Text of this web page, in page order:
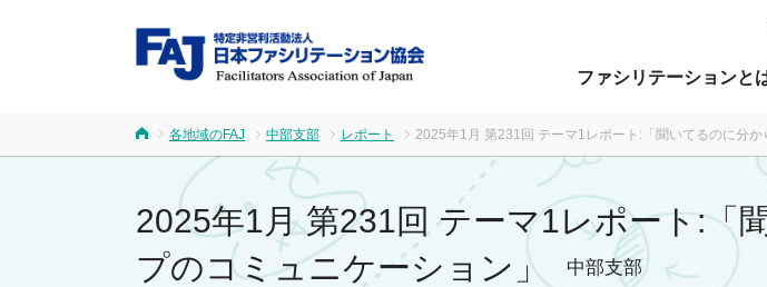
FAJ：特定非営利活
ファシリテーションと
各地域のFAJ 中部支部 レポート 2025年1月 第231回 テーマ1レポート:「聞いてるのに分か
2025年1月 第231回 テーマ1レポート:「
プのコミュニケーション」
中部支部